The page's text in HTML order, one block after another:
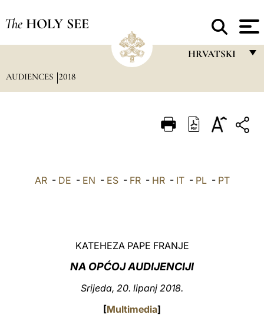
The HOLY SEE
HRVATSKI
ITALIANO
中文
AUDIENCES 2018
AR- DE - EN - ES- FR- HR- IT- PL- PT
KATEHEZA PAPE FRANJE
NA OPĆOJ AUDIJENCIJI
Srijeda, 20. lipanj 2018.
[Multimedia]